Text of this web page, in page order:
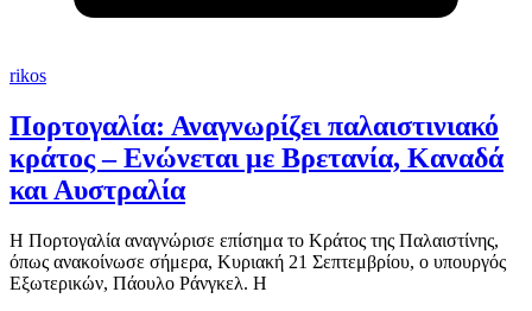
rikos
Πορτογαλία: Αναγνωρίζει παλαιστινιακό
κράτος – Ενώνεται με Βρετανία, Καναδά
και Αυστραλία
Η Πορτογαλία αναγνώρισε επίσημα το Κράτος της Παλαιστίνης,
όπως ανακοίνωσε σήμερα, Κυριακή 21 Σεπτεμβρίου, ο υπουργός
Εξωτερικών, Πάουλο Ράνγκελ. Η